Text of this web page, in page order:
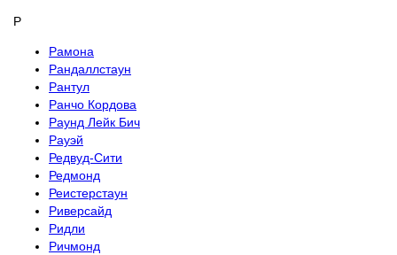
Р
Рамона
Рандаллстаун
Рантул
Ранчо Кордова
Раунд Лейк Бич
Рауэй
Редвуд-Сити
Редмонд
Реистерстаун
Риверсайд
Ридли
Ричмонд